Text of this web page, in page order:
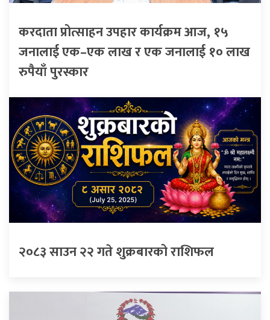
करदाता प्रोत्साहन उपहार कार्यक्रम आज, १५
जनालाई एक–एक लाख र एक जनालाई १० लाख
रुपैयाँ पुरस्कार
२०८३ साउन २२ गते शुक्रबारको राशिफल